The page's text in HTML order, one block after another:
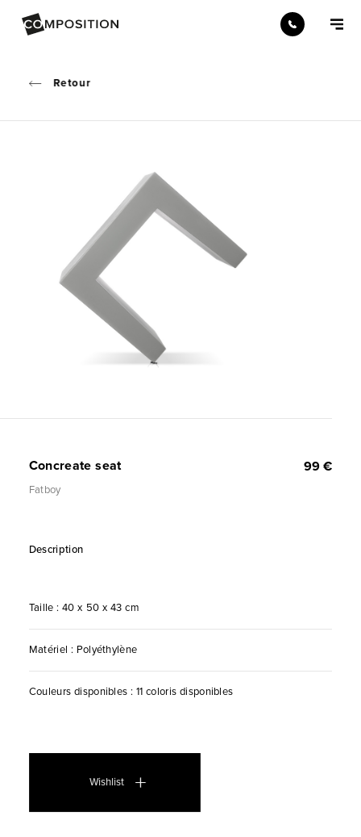
Retour
Concreate seat 99 €
Fatboy
Description
Taille : 40 x 50 x 43 cm
Matériel : Polyéthylène
Couleurs disponibles : 11 coloris disponibles
Wishlist